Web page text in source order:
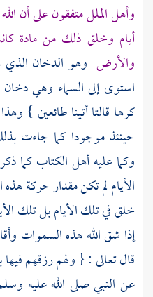
وأهل الملل متفقون على أن
أيام وخلق ذلك من مادة
والأرض وهو الدخان الذي
استوى إلى السماء وهي
كرها قالتا أتينا طائعين }
حينئذ موجودا كما جاءت
وكما عليه أهل الكتاب كما
الأيام لم تكن مقدار حركة
خلق في تلك الأيام بل تلك
إذا شق الله هذه السموات
قال تعالى : { ولهم رزقهم
عن النبي صلى الله عليه